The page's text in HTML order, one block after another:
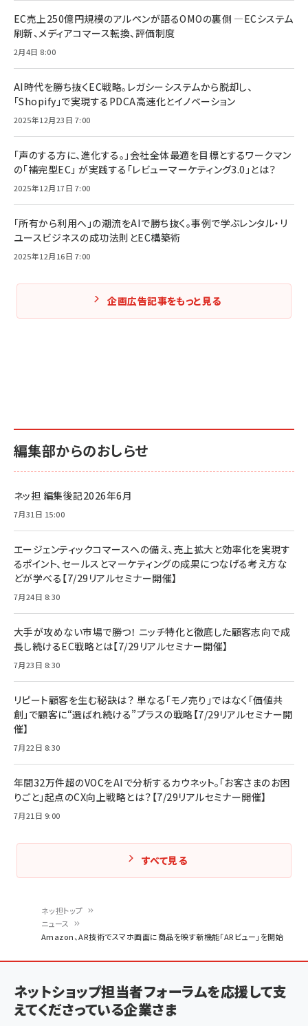
ン
く
ず
ネッ担トップ
ニュース
Amazon、AR技術でスマホ画面に商品を映す新機能「ARビュー」を開始
EC売上250億円規模のアルペンが語るOMOの裏側 ―ECシステム
刷新、メディアコマース転換、評価制度
2月4日 8:00
AI時代を勝ち抜くEC戦略。レガシーシステムから脱却し、
「Shopify」で実現するPDCA高速化とイノベーション
2025年12月23日 7:00
「声のする方に、進化する。」会社全体最適を目標とするワークマン
の「補完型EC」 が実践する「レビューマーケティング3.0」とは？
2025年12月17日 7:00
「所有から利用へ」の潮流をAIで勝ち抜く。事例で学ぶレンタル・リ
ユースビジネスの成功法則とEC構築術
2025年12月16日 7:00
企画広告記事をもっと見る
編集部からのおしらせ
ネッ担 編集後記2026年6月
7月31日 15:00
エージェンティックコマースへの備え、売上拡大と効率化を実現す
るポイント、セールスとマーケティングの成果につなげる考え方な
どが学べる【7/29リアルセミナー開催】
7月24日 8:30
大手が攻めない市場で勝つ！ ニッチ特化と徹底した顧客志向で成
長し続けるEC戦略とは【7/29リアルセミナー開催】
7月23日 8:30
リピート顧客を生む秘訣は？ 単なる「モノ売り」ではなく「価値共
創」で顧客に“選ばれ続ける”プラスの戦略【7/29リアルセミナー開
催】
7月22日 8:30
年間32万件超のVOCをAIで分析するカウネット。「お客さまのお困
りごと」起点のCX向上戦略とは？【7/29リアルセミナー開催】
7月21日 9:00
すべて見る
ネットショップ担当者フォーラムを応援して支
えてくださっている企業さま